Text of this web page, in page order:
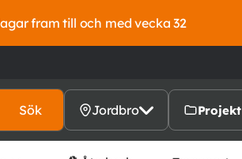
fram till och med vecka 32
Sök Jordbro Projekt